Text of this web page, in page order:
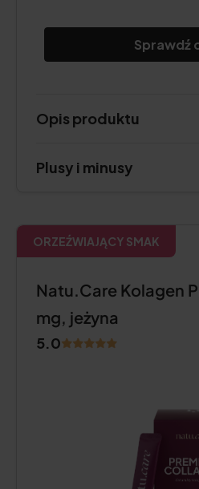
Sprawdź
Opis produktu
Plusy i minusy
ORZEŹWIAJĄCY SMAK
Natu.Care Kolagen
mg, jeżyna
5.0